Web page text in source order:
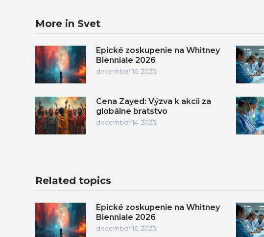
More in Svet
Epické zoskupenie na Whitney
Bienniale 2026
december 16, 2025
Cena Zayed: Výzva k akcii za
globálne bratstvo
december 14, 2025
Related topics
Epické zoskupenie na Whitney
Bienniale 2026
december 16, 2025